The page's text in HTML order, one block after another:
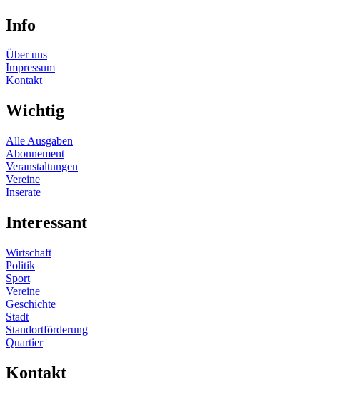
Info
Über uns
Impressum
Kontakt
Wichtig
Alle Ausgaben
Abonnement
Veranstaltungen
Vereine
Inserate
Interessant
Wirtschaft
Politik
Sport
Vereine
Geschichte
Stadt
Standortförderung
Quartier
Kontakt